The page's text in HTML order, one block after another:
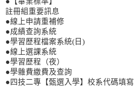
註冊組重要訊息
●線上申請重補修
●成績查詢系統
●學習歷程檔案系統(日)
●線上選課系統
●學習歷程（夜）
●學雜費繳費及查詢
●四技二專【甄選入學】校系代碼填寫